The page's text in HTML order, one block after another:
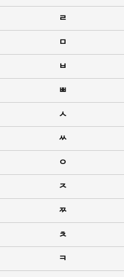
ㄹ
ㅁ
ㅂ
ㅃ
ㅅ
ㅆ
ㅇ
ㅈ
ㅉ
ㅊ
ㅋ